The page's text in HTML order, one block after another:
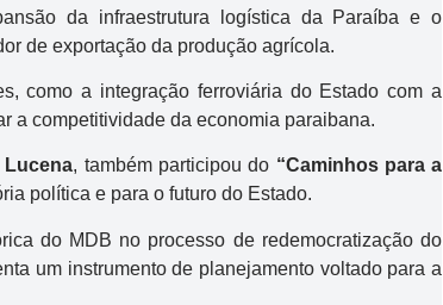
da infraestrutura logística da Paraíba e o
de exportação da produção agrícola.
como a integração ferroviária do Estado com a
a competitividade da economia paraibana.
Lucena, também participou do “Caminhos para a
política e para o futuro do Estado.
do MDB no processo de redemocratização do
um instrumento de planejamento voltado para a
Concurso 3040
Acumulou:Sim
Próximo concurso:3041
R$ 150.000.000